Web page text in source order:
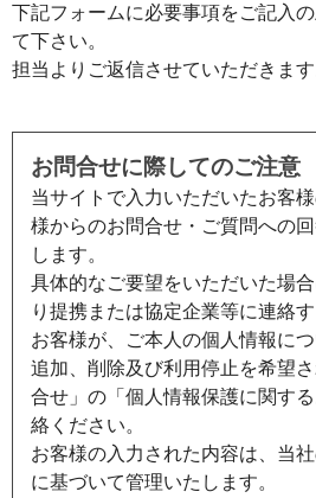
下記フォームに必要事項をご記入
て下さい。
担当よりご返信させていただきます
お問合せに際してのご注意
当サイトで入力いただいたお客
様からのお問合せ・ご質問への
します。
具体的なご要望をいただいた場
り提携または協定企業等に連絡
お客様が、ご本人の個人情報につ
追加、削除及び利用停止を希望
合せ」の「個人情報保護に関す
絡ください。
お客様の入力された内容は、当
に基づいて管理いたします。